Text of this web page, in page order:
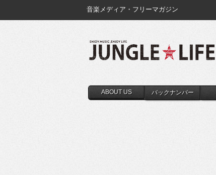
音楽メディア・フリーマガジン
ABOUT US バックナンバー